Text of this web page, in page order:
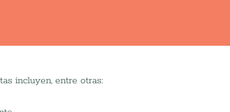
incluyen, entre otras: